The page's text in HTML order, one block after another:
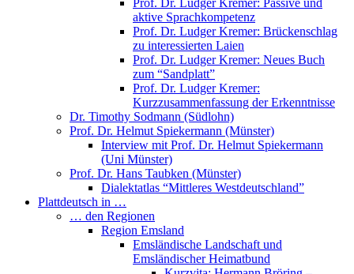
Prof. Dr. Ludger Kremer: Passive und
aktive Sprachkompetenz
Prof. Dr. Ludger Kremer: Brückenschlag
zu interessierten Laien
Prof. Dr. Ludger Kremer: Neues Buch
zum “Sandplatt”
Prof. Dr. Ludger Kremer:
Kurzzusammenfassung der Erkenntnisse
Dr. Timothy Sodmann (Südlohn)
Prof. Dr. Helmut Spiekermann (Münster)
Interview mit Prof. Dr. Helmut Spiekermann
(Uni Münster)
Prof. Dr. Hans Taubken (Münster)
Dialektatlas “Mittleres Westdeutschland”
Plattdeutsch in …
… den Regionen
Region Emsland
Emsländische Landschaft und
Emsländischer Heimatbund